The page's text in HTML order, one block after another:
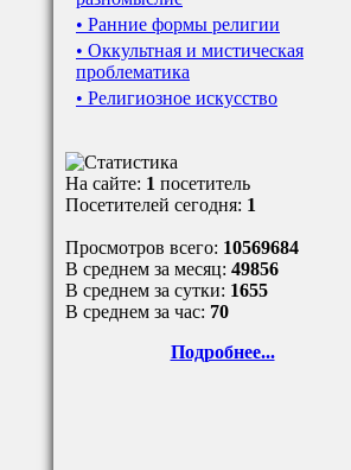
• Ранние формы религии
• Оккультная и мистическая
проблематика
• Религиозное искусство
На сайте: 1 посетитель
Посетителей сегодня: 1
Просмотров всего: 10569684
В среднем за месяц: 49856
В среднем за сутки: 1655
В среднем за час: 70
Подробнее...